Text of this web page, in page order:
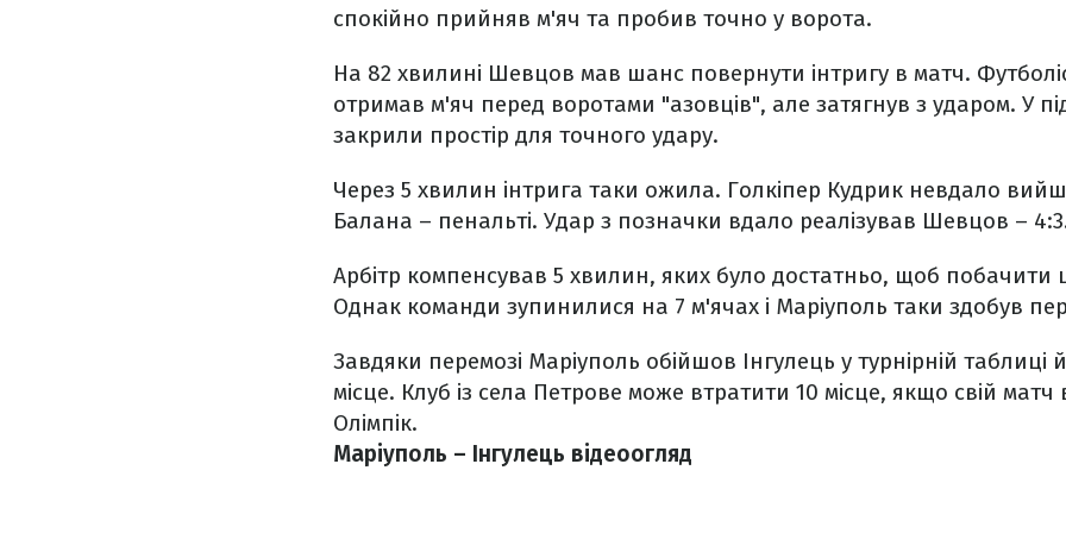
спокійно прийняв м'яч та пробив точно у ворота.
На 82 хвилині Шевцов мав шанс повернути інтригу в матч.
отримав м'яч перед воротами "азовців", але затягнув з ударом. У
закрили простір для точного удару.
Через 5 хвилин інтрига таки ожила. Голкіпер Кудрик невдало
Балана – пенальті. Удар з позначки вдало реалізував Шевцов –
Арбітр компенсував 5 хвилин, яких було достатньо, щоб побачити
Однак команди зупинилися на 7 м'ячах і Маріуполь таки здобув
Завдяки перемозі Маріуполь обійшов Інгулець у турнірній таблиці
місце. Клуб із села Петрове може втратити 10 місце, якщо свій
Олімпік.
Маріуполь – Інгулець відеоогляд